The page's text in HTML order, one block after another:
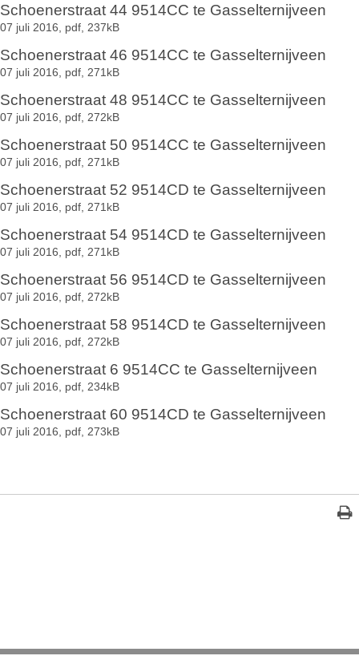
Schoenerstraat 44 9514CC te Gasselternijveen
07 juli 2016, pdf , 237kB
Schoenerstraat 46 9514CC te Gasselternijveen
07 juli 2016, pdf , 271kB
Schoenerstraat 48 9514CC te Gasselternijveen
07 juli 2016, pdf , 272kB
Schoenerstraat 50 9514CC te Gasselternijveen
07 juli 2016, pdf , 271kB
Schoenerstraat 52 9514CD te Gasselternijveen
07 juli 2016, pdf , 271kB
Schoenerstraat 54 9514CD te Gasselternijveen
07 juli 2016, pdf , 271kB
Schoenerstraat 56 9514CD te Gasselternijveen
07 juli 2016, pdf , 272kB
Schoenerstraat 58 9514CD te Gasselternijveen
07 juli 2016, pdf , 272kB
Schoenerstraat 6 9514CC te Gasselternijveen
07 juli 2016, pdf , 234kB
Schoenerstraat 60 9514CD te Gasselternijveen
07 juli 2016, pdf , 273kB